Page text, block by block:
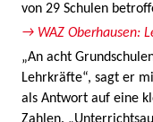
von 29 Schulen
→ WAZ Oberhausen:
„An acht
Lehrkräfte“, sagt er
als Antwort auf eine